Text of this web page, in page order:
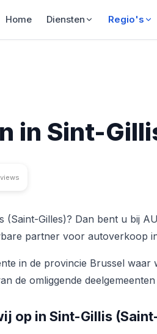
Home Diensten Regio's
in Sint-
Gilles)? Dan bent u bij
partner voor autoverkoop
in de provincie Brussel
de omliggende
op in Sint-Gillis